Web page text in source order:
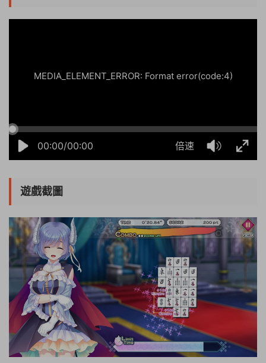
00:00/00:00 倍速
MEDIA_ELEMENT_ERROR: Format error(code:4)
遊戲截圖